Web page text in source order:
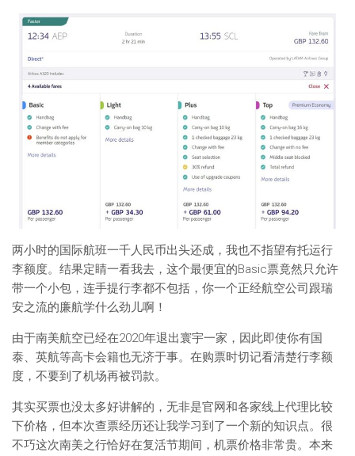
两小时的国际航班一千人民币出头还成，我也不指望有托运行
李额度。结果定睛一看我去，这个最便宜的Basic票竟然只允许
带一个小包，连手提行李都不包括，你一个正经航空公司跟瑞
安之流的廉航学什么劲儿啊！
由于南美航空已经在2020年退出寰宇一家，因此即使你有国
泰、英航等高卡会籍也无济于事。在购票时切记看清楚行李额
度，不要到了机场再被罚款。
其实买票也没太多好讲解的，无非是官网和各家线上代理比较
下价格，但本次查票经历还让我学习到了一个新的知识点。很
不巧这次南美之行恰好在复活节期间，机票价格非常贵。本来